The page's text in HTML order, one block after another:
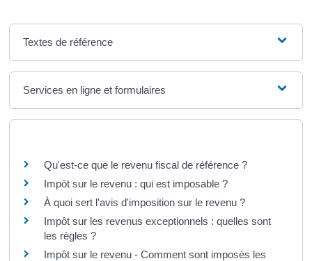
Textes de référence
Services en ligne et formulaires
Qu'est-ce que le revenu fiscal de référence ?
Impôt sur le revenu : qui est imposable ?
À quoi sert l'avis d'imposition sur le revenu ?
Impôt sur les revenus exceptionnels : quelles sont
les règles ?
Impôt sur le revenu - Comment sont imposés les